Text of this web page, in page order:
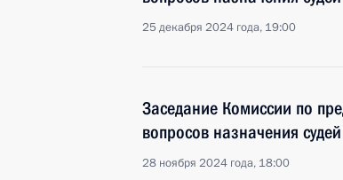
25 декабря 2024 года, 19:00
Заседание Комиссии по
вопросов назначения
28 ноября 2024 года, 18:00